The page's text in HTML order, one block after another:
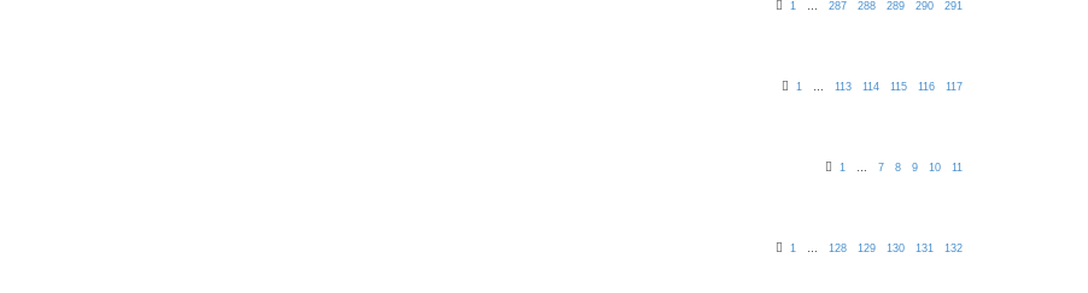
1 … 287 288 289 290 291
1 … 113 114 115 116 117
1 … 7 8 9 10 11
1 … 128 129 130 131 132